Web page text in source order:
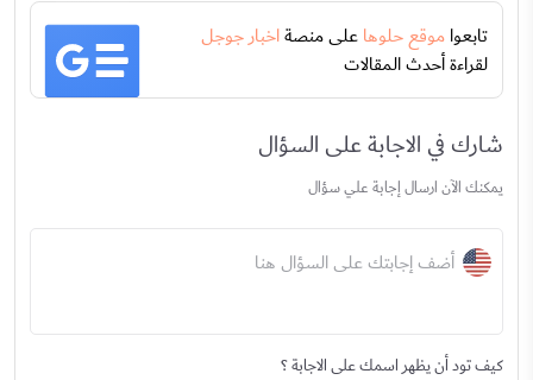
تابعواموقع حلوهاعلى منصةاخبار جوجل
لقراءة أحدث المقالات
شارك في الاجابة على السؤال
يمكنك الآن ارسال إجابة علي سؤال
أضف إجابتك على السؤال هنا
كيف تود أن يظهر اسمك على الاجابة ؟